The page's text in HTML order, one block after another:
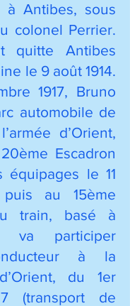
à Antibes, sous
colonel Perrier.
quitte Antibes
le 9 août 1914.
1917, Bruno
automobile de
d’Orient,
Escadron
équipages le 11
puis au 15ème
train, basé à
va participer
à la
du 1er
(transport de